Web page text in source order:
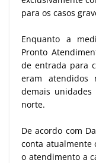
para os casos
Enquanto a
Pronto
de entrada para
eram atendidos
demais
norte.
De acordo com
conta atualmente
o atendimento a